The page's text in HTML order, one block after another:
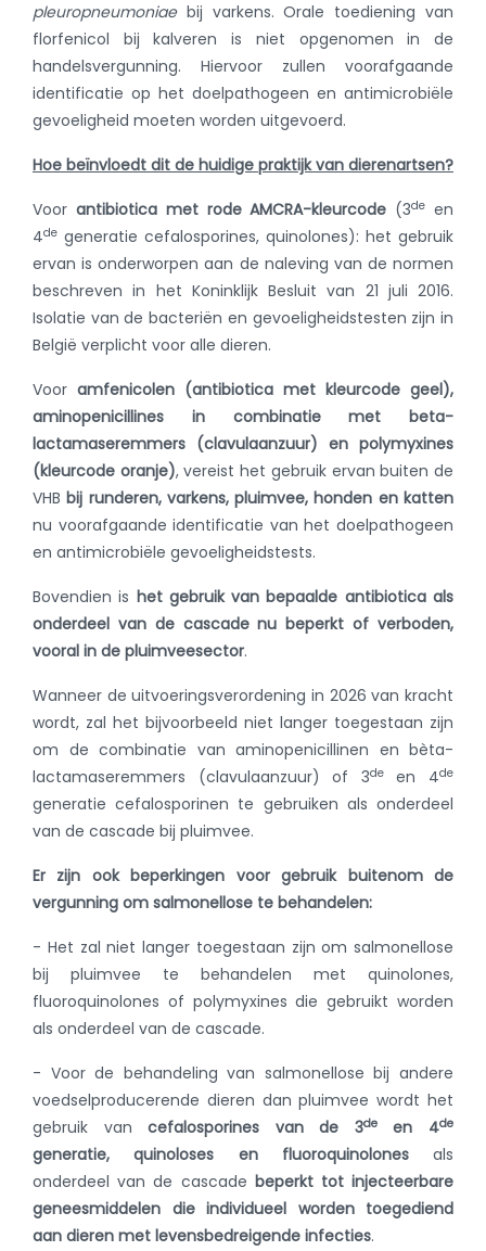
pleuropneumoniaebij varkens. Orale toediening van
florfenicol bij kalveren is niet opgenomen in de
handelsvergunning. Hiervoor zullen voorafgaande
identificatie op het doelpathogeen en antimicrobiële
gevoeligheid moeten worden uitgevoerd.
Hoe beïnvloedt dit de huidige praktijk van dierenartsen?
Voor antibiotica met rode AMCRA-kleurcode (3de en
4de generatie cefalosporines, quinolones): het gebruik
ervan is onderworpen aan de naleving van de normen
beschreven in het Koninklijk Besluit van 21 juli 2016.
Isolatie van de bacteriën en gevoeligheidstesten zijn in
België verplicht voor alle dieren.
Voor amfenicolen (antibiotica met kleurcode geel),
aminopenicillines in combinatie met beta-
lactamaseremmers (clavulaanzuur) en polymyxines
(kleurcode oranje), vereist het gebruik ervan buiten de
VHBbij runderen, varkens, pluimvee, honden en katten
nu voorafgaande identificatie van het doelpathogeen
en antimicrobiële gevoeligheidstests.
Bovendien is het gebruik van bepaalde antibiotica als
onderdeel van de cascade nu beperkt of verboden,
vooral in de pluimveesector.
Wanneer de uitvoeringsverordening in 2026 van kracht
wordt, zal het bijvoorbeeld niet langer toegestaan zijn
om de combinatie van aminopenicillinen en bèta-
lactamaseremmers (clavulaanzuur) of 3deen 4de
generatie cefalosporinen te gebruiken als onderdeel
van de cascade bij pluimvee.
Er zijn ook beperkingen voor gebruik buitenom de
vergunning om salmonellose te behandelen:
- Het zal niet langer toegestaan zijn om salmonellose
bij pluimvee te behandelen met quinolones,
fluoroquinolones of polymyxines die gebruikt worden
als onderdeel van de cascade.
- Voor de behandeling van salmonellose bij andere
voedselproducerende dieren dan pluimvee wordt het
gebruik vancefalosporines van de 3deen 4de
generatie, quinoloses en fluoroquinolonesals
onderdeel van de cascade beperkt tot injecteerbare
geneesmiddelen die individueel worden toegediend
aan dieren met levensbedreigende infecties.